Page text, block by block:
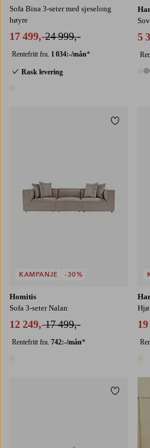
Sofa Bina 3-seter med sjeselong
høyre
17 499,-24 999,-
Rentefritt fra. 1 034:-/mån*
Rask levering
5
4
Homitis
Sofa 3-seter Nalan
12 249,-17 499,-
Rentefritt fra. 742:-/mån*
KAMPANJE -30%
Legg til
Legg til